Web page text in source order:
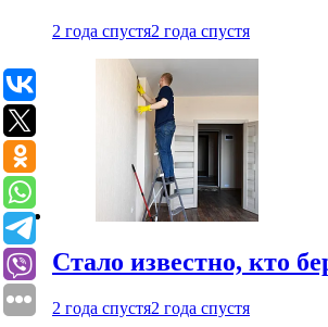
2 года спустя2 года спустя
Стало известно, кто
2 года спустя2 года спустя